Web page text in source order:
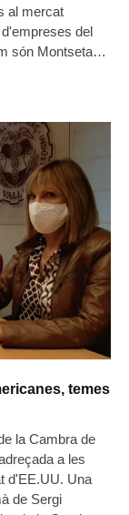
al mercat
del
són Montseta…
temes
la Cambra de
a les
d'EE.UU. Una
de Sergi